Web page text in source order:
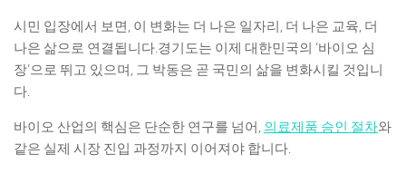
시민 입장에서 보면, 이 변화는 더 나은 일자리, 더 나은 교육, 더
나은 삶으로 연결됩니다.경기도는 이제 대한민국의 ‘바이오 심
장’으로 뛰고 있으며, 그 박동은 곧 국민의 삶을 변화시킬 것입니
다.
바이오 산업의 핵심은 단순한 연구를 넘어, 의료제품 승인 절차와
같은 실제 시장 진입 과정까지 이어져야 합니다.